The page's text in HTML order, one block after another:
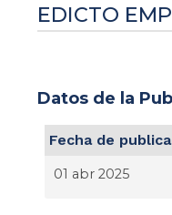
EDICTO
Datos de la
Fecha de
01 abr 2025